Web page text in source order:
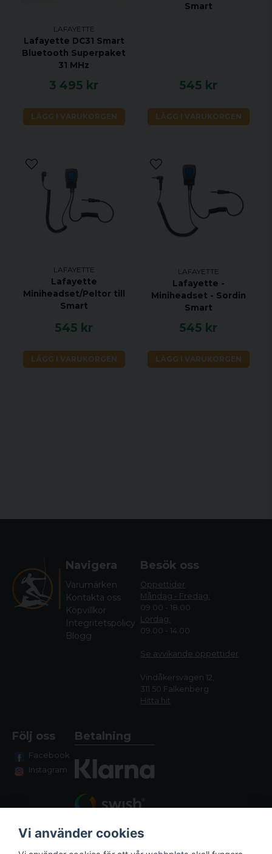
LAFAYETTE
Lafayette DC31 Smart
Bluetooth Superpaket
31 MHz
3 495 kr
LÄGG I VARUKORGEN
Smart
545 kr
LÄGG I VARUKORGEN
LAFAYETTE
Lafayette
Miniheadset/Peltor till
Smart
545 kr
LÄGG I VARUKORGEN
LAFAYETTE
Lafayette -
Miniheadset - Sordin
Smart
545 kr
LÄGG I VARUKORGEN
Navigera
Varumärken
Kontakta oss
Köpvillkor
Integritetspolicy
Blogg
Besök oss
Öppettider
Måndag - Fredag:
09.00 - 18.00
Lördag:
09.00 - 14.00
Se avvikande öppettider
Vindåkersvägen 12,
311 50 Falkenberg
Hitta hit
Följ oss
Facebook
Instagram
Betalning
Vi använder cookies